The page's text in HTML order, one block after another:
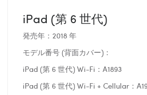
iPad (第 6 世代)
発売年：2018 年
モデル番号 (背面カバー)：
iPad (第 6 世代) Wi-Fi：A1893
iPad (第 6 世代) Wi-Fi + Cellular：